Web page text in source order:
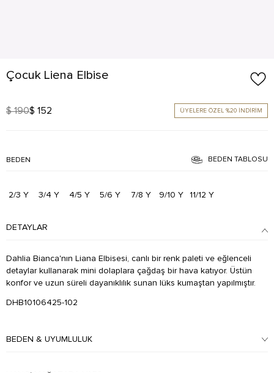
Çocuk Liena Elbise
$ 190$ 152 ÜYELERE ÖZEL %20 İNDİRİM
BEDEN BEDEN TABLOSU
2/3 Y 3/4 Y 4/5 Y 5/6 Y 7/8 Y 9/10 Y 11/12 Y
DETAYLAR
Dahlia Bianca'nın Liana Elbisesi, canlı bir renk paleti ve eğlenceli
detaylar kullanarak mini dolaplara çağdaş bir hava katıyor. Üstün
konfor ve uzun süreli dayanıklılık sunan lüks kumaştan yapılmıştır.
DHB10106425-102
BEDEN & UYUMLULUK